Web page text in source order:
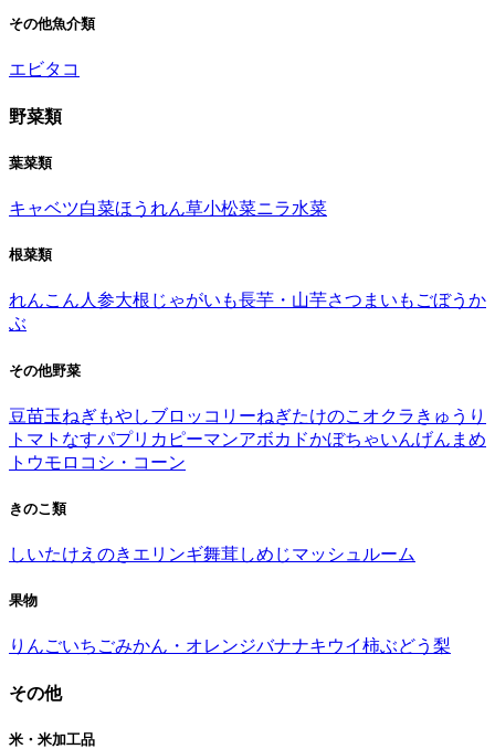
その他魚介類
エビタコ
野菜類
葉菜類
キャベツ白菜ほうれん草小松菜ニラ水菜
根菜類
れんこん人参大根 じゃがいも長芋・山芋さつまいも ごぼう か
ぶ
その他野菜
豆苗玉ねぎもやしブロッコリーねぎたけのこ オクラ きゅうり
トマト なすパプリカ ピーマンアボカドかぼちゃいんげんまめ
トウモロコシ・コーン
きのこ類
しいたけ えのき エリンギ舞茸しめじマッシュルーム
果物
りんごいちごみかん・オレンジバナナキウイ柿ぶどう 梨
その他
米・米加工品